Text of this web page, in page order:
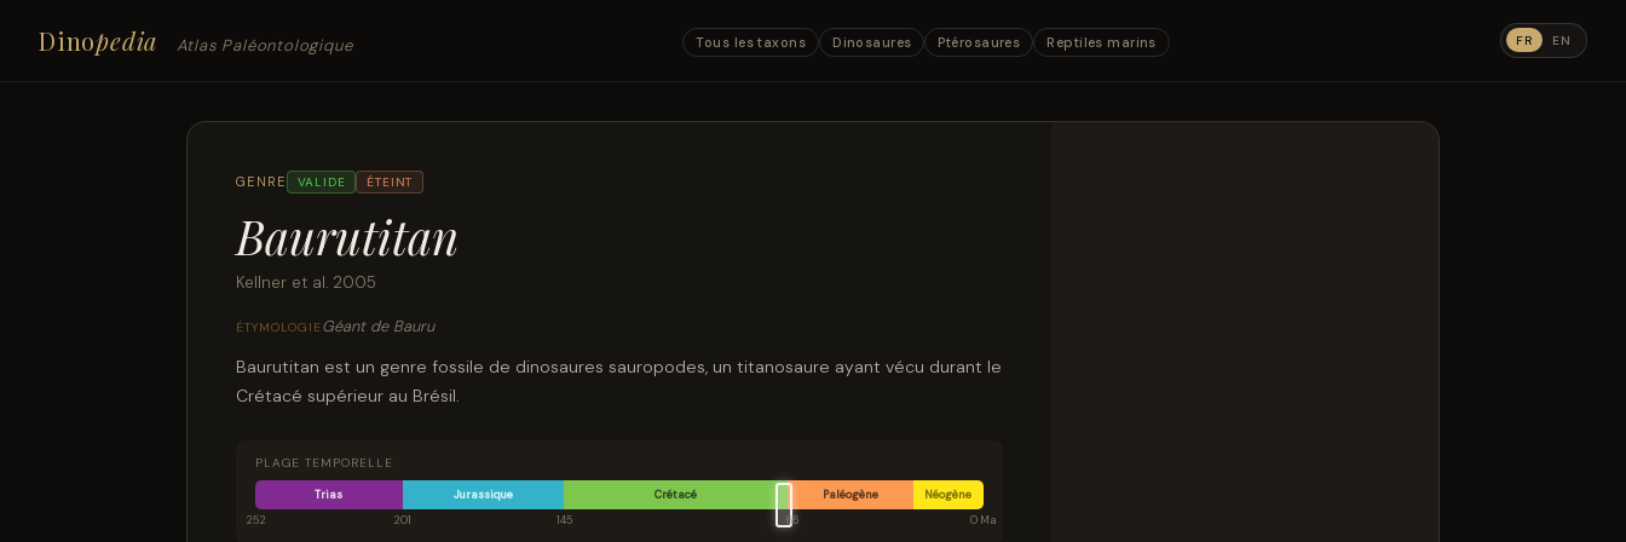
Dinopedia Atlas Paléontologique Tous les taxons Dinosaures Ptérosaures Reptiles marins FR EN
GENRE VALIDE ÉTEINT
Baurutitan
Kellner et al. 2005
ÉTYMOLOGIEGéant de Bauru
Baurutitan est un genre fossile de dinosaures sauropodes, un titanosaure ayant vécu durant le
Crétacé supérieur au Brésil.
PLAGE TEMPORELLE
Trias Jurassique Crétacé Paléogène
Néogène
252
201 145 66 0 Ma